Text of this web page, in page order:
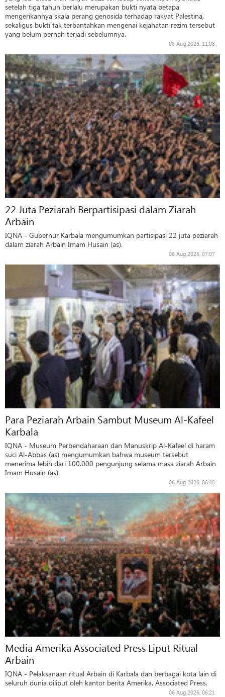
setelah tiga tahun berlalu merupakan bukti nyata betapa
mengerikannya skala perang genosida terhadap rakyat Palestina,
sekaligus bukti tak terbantahkan mengenai kejahatan rezim tersebut
yang belum pernah terjadi sebelumnya.
06 Aug 2026, 11:08
22 Juta Peziarah Berpartisipasi dalam Ziarah
Arbain
IQNA - Gubernur Karbala mengumumkan partisipasi 22 juta peziarah
dalam ziarah Arbain Imam Husain (as).
06 Aug 2026, 07:07
Para Peziarah Arbain Sambut Museum Al-Kafeel
Karbala
IQNA - Museum Perbendaharaan dan Manuskrip Al-Kafeel di haram
suci Al-Abbas (as) mengumumkan bahwa museum tersebut
menerima lebih dari 100.000 pengunjung selama masa ziarah Arbain
Imam Husain (as).
06 Aug 2026, 06:40
Media Amerika Associated Press Liput Ritual
Arbain
IQNA - Pelaksanaan ritual Arbain di Karbala dan berbagai kota lain di
seluruh dunia diliput oleh kantor berita Amerika, Associated Press.
06 Aug 2026, 06:21